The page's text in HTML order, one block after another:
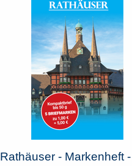
Rathäuser - Markenheft